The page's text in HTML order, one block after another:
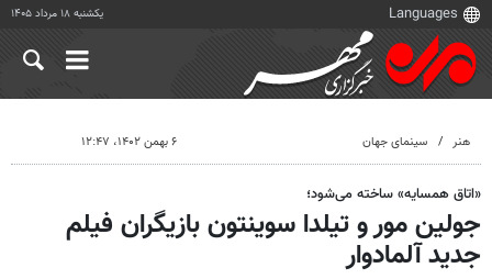
یکشنبه ۱۸ مرداد ۱۴۰۵
هنر سینمای جهان ۶ بهمن ۱۴۰۲، ۱۲:۴۷
«اتاق همسایه» ساخته می‌شود؛
جولین مور و تیلدا سوینتون بازیگران فیلم
جدید آلمادوار